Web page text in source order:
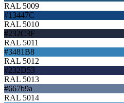
RAL 5009
#13447C
RAL 5010
#232C3F
RAL 5011
#3481B8
RAL 5012
#232D53
RAL 5013
#667b9a
RAL 5014